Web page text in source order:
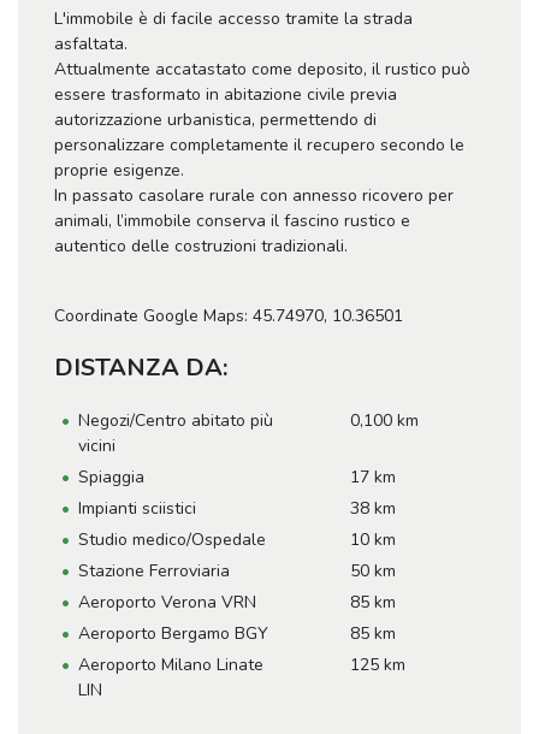
L'immobile è di facile accesso tramite la strada
asfaltata.
Attualmente accatastato come deposito, il rustico può
essere trasformato in abitazione civile previa
autorizzazione urbanistica, permettendo di
personalizzare completamente il recupero secondo le
proprie esigenze.
In passato casolare rurale con annesso ricovero per
animali, l’immobile conserva il fascino rustico e
autentico delle costruzioni tradizionali.
Coordinate Google Maps: 45.74970, 10.36501
DISTANZA DA:
Negozi/Centro abitato più
vicini
0,100 km
Spiaggia
17 km
Impianti sciistici
38 km
Studio medico/Ospedale
10 km
Stazione Ferroviaria
50 km
Aeroporto Verona VRN
85 km
Aeroporto Bergamo BGY
85 km
Aeroporto Milano Linate
LIN
125 km